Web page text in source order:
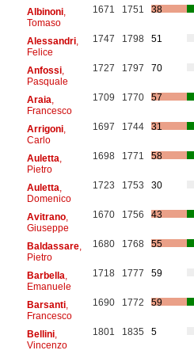
Albinoni,
Tomaso
1671 1751 38
Alessandri,
Felice
1747 1798 51
Anfossi,
Pasquale
1727 1797 70
Araia
Francesco
1709 1770 57
Arrigoni,
Carlo
1697 1744 31
Auletta
Pietro
1698 1771 58
Auletta
Domenico
1723 1753 30
Avitrano,
Giuseppe
1670 1756 43
Baldassare,
Pietro
1680 1768 55
Barbella
Emanuele
1718 1777 59
Barsanti,
Francesco
1690 1772 59
Bellini,
Vincenzo
1801 1835 5